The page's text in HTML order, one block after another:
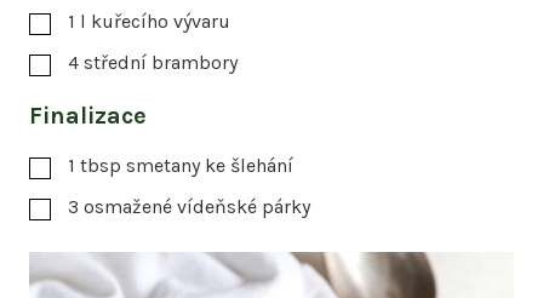
1 l kuřecího vývaru
4 střední brambory
Finalizace
1 tbsp smetany ke šlehání
3 osmažené vídeňské párky